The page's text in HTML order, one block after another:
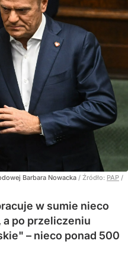
Barbara Nowacka / Źródło: PAP /
w sumie nieco
po przeliczeniu
– nieco ponad 500